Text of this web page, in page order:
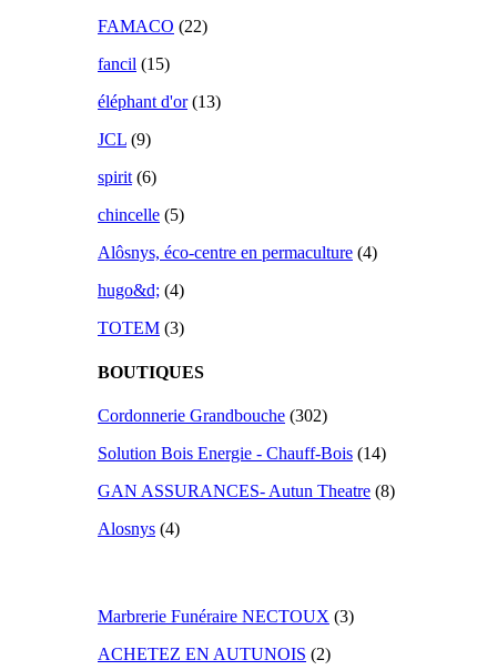
FAMACO (22)
fancil (15)
éléphant d'or(13)
JCL (9)
spirit(6)
chincelle (5)
Alôsnys, éco-centre en permaculture (4)
hugo&d; (4)
TOTEM (3)
BOUTIQUES
Cordonnerie Grandbouche (302)
Solution Bois Energie - Chauff-Bois (14)
GAN ASSURANCES- Autun Theatre (8)
Alosnys (4)
Marbrerie Funéraire NECTOUX (3)
ACHETEZ EN AUTUNOIS (2)